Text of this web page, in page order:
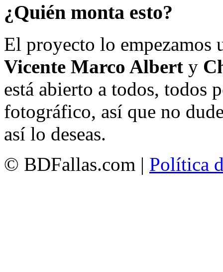
¿Quién monta esto?
El proyecto lo empezamos
Vicente Marco Albert y
está abierto a todos, todos
fotográfico, así que no
así lo deseas.
© BDFallas.com | Política